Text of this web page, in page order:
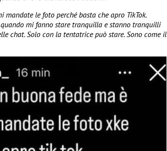
mandate le foto perché basta che apro TikTok.
mi fanno stare tranquilla e stanno tranquilli
chat. Solo con la tentatrice può stare. Sono come il